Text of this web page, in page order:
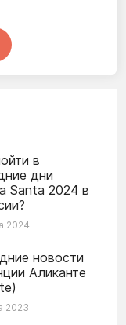
в
дни
Santa 2024 в
2024
новости
Аликанте
2023